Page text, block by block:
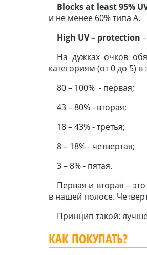
Blocksat least95%
и не менее 60% типа А.
High UV– protection
На дужках очков
категориям (от 0 до 5)
80 – 100% - первая;
43 – 80% - вторая;
18 – 43% - третья;
8 – 18% - четвертая;
3 – 8% - пятая.
Первая и вторая –
в нашей полосе.
Принцип такой:
КАК ПОКУПАТЬ?